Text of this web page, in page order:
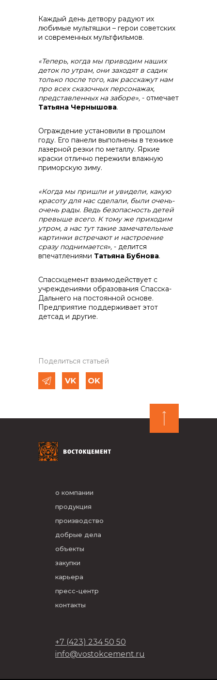
info@vostokcement.ru
Каждый день детвору радуют их
любимые мультяшки – герои советских
и современных мультфильмов.
«Теперь, когда мы приводим наших
деток по утрам, они заходят в садик
только после того, как расскажут нам
про всех сказочных персонажах,
представленных на заборе», - отмечает
Татьяна Чернышова.
Ограждение установили в прошлом
году. Его панели выполнены в технике
лазерной резки по металлу. Яркие
краски отлично пережили влажную
приморскую зиму.
«Когда мы пришли и увидели, какую
красоту для нас сделали, были очень-
очень рады. Ведь безопасность детей
превыше всего. К тому же приходим
утром, а нас тут такие замечательные
картинки встречают и настроение
сразу поднимается», - делится
впечатлениями Татьяна Бубнова.
Спасскцемент взаимодействует с
учреждениями образования Спасска-
Дальнего на постоянной основе.
Предприятие поддерживает этот
детсад и другие.
Поделиться статьей
о компании
продукция
производство
добрые дела
объекты
закупки
карьера
пресс-центр
контакты
+7 (423) 234 50 50
info@vostokcement.ru